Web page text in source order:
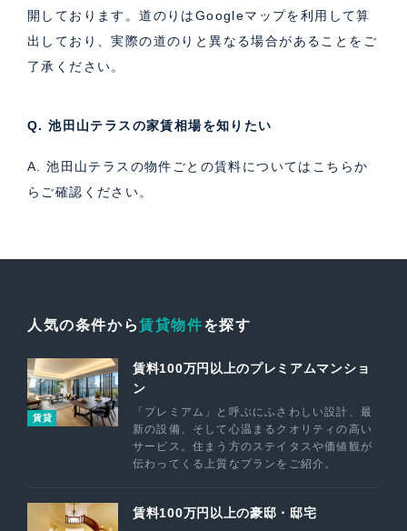
開しております。道のりはGoogleマップを利用して算
出しており、実際の道のりと異なる場合があることをご
了承ください。
Q. 池田山テラスの家賃相場を知りたい
A. 池田山テラスの物件ごとの賃料については こちらか
らご確認ください。
人気の条件から賃貸物件を探す
賃貸
賃料100万円以上のプレミアムマンショ
ン
「プレミアム」と呼ぶにふさわしい設計、最
新の設備、そして心温まるクオリティの高い
サービス。住まう方のステイタスや価値観が
伝わってくる上質なプランをご紹介。
賃料100万円以上の豪邸・邸宅